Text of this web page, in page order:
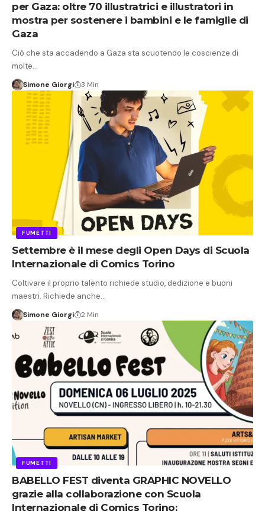
per Gaza: oltre 70 illustratrici e illustratori in
mostra per sostenere i bambini e le famiglie di
Gaza
Ciò che sta accadendo a Gaza sta scuotendo le coscienze di
molte…
Simone Giorgi 3 Min
FUMETTI
Settembre è il mese degli Open Days di Scuola
Internazionale di Comics Torino
Coltivare il proprio talento richiede studio, dedizione e buoni
maestri. Richiede anche…
Simone Giorgi 2 Min
FUMETTI
BABELLO FEST diventa GRAPHIC NOVELLO
grazie alla collaborazione con Scuola
Internazionale di Comics Torino: